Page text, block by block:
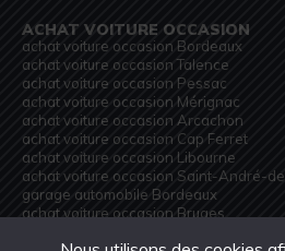
ACHAT VOITURE OCCASION
achat voiture occasion Bordeaux
achat voiture occasion Talence
achat voiture occasion Pessac
achat voiture occasion Mérignac
achat voiture occasion Arcachon
achat voiture occasion Cap Ferret
achat voiture occasion Libourne
achat voiture occasion Saint-André-
garage automobile Bordeaux
achat voiture occasion Bruges